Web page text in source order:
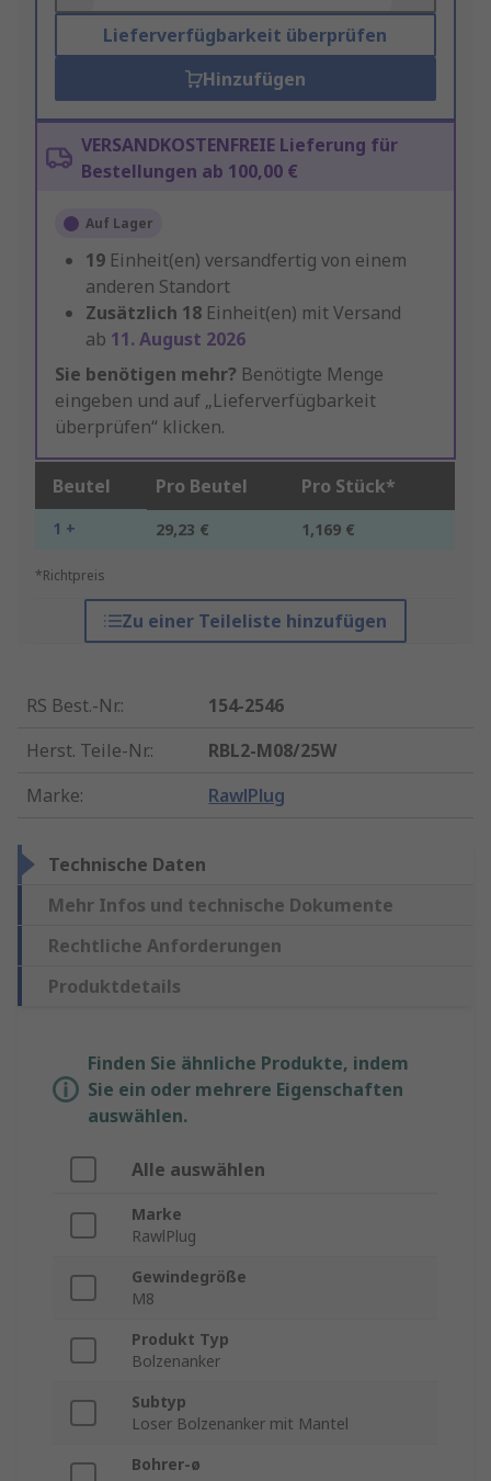
Lieferverfügbarkeit überprüfen
Hinzufügen
VERSANDKOSTENFREIE Lieferung für
Bestellungen ab 100,00 €
Auf Lager
19 Einheit(en) versandfertig von einem
anderen Standort
Zusätzlich 18 Einheit(en) mit Versand
ab 11. August 2026
Sie benötigen mehr? Benötigte Menge
eingeben und auf „Lieferverfügbarkeit
überprüfen“ klicken.
Beutel Pro Beutel Pro Stück*
1 + 29,23 € 1,169 €
*Richtpreis
Zu einer Teileliste hinzufügen
RS Best.-Nr.:
154-2546
Herst. Teile-Nr.:
RBL2-M08/25W
Marke: RawlPlug
Technische Daten
Mehr Infos und technische Dokumente
Rechtliche Anforderungen
Produktdetails
Finden Sie ähnliche Produkte, indem
Sie ein oder mehrere Eigenschaften
auswählen.
Alle auswählen
Marke
RawlPlug
Gewindegröße
M8
Produkt Typ
Bolzenanker
Subtyp
Loser Bolzenanker mit Mantel
Bohrer-ø